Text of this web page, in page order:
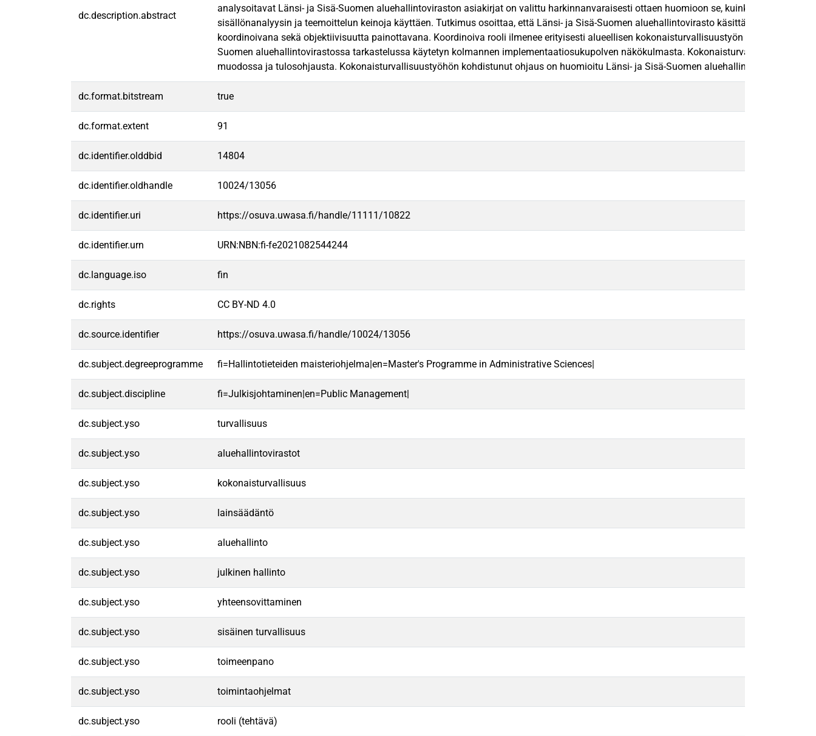
dc.description.abstract
analysoitavat Länsi- ja Sisä-Suomen aluehallintoviraston asiakirjat on valittu harkinnanvaraisesti ottaen huomioon se, kuinka paljon ne
sisällönanalyysin ja teemoittelun keinoja käyttäen. Tutkimus osoittaa, että Länsi- ja Sisä-Suomen aluehallintovirasto käsittää
koordinoivana sekä objektiivisuutta painottavana. Koordinoiva rooli ilmenee erityisesti alueellisen kokonaisturvallisuustyön
Suomen aluehallintovirastossa tarkastelussa käytetyn kolmannen implementaatiosukupolven näkökulmasta. Kokonaisturvallisuustyön
muodossa ja tulosohjausta. Kokonaisturvallisuustyöhön kohdistunut ohjaus on huomioitu Länsi- ja Sisä-Suomen
dc.format.bitstream true
dc.format.extent 91
dc.identifier.olddbid 14804
dc.identifier.oldhandle 10024/13056
dc.identifier.uri https://osuva.uwasa.fi/handle/11111/10822
dc.identifier.urn URN:NBN:fi-fe2021082544244
dc.language.iso fin
dc.rights CC BY-ND 4.0
dc.source.identifier https://osuva.uwasa.fi/handle/10024/13056
dc.subject.degreeprogramme fi=Hallintotieteiden maisteriohjelma|en=Master's Programme in Administrative Sciences|
dc.subject.discipline fi=Julkisjohtaminen|en=Public Management|
dc.subject.yso turvallisuus
dc.subject.yso aluehallintovirastot
dc.subject.yso kokonaisturvallisuus
dc.subject.yso lainsäädäntö
dc.subject.yso aluehallinto
dc.subject.yso julkinen hallinto
dc.subject.yso yhteensovittaminen
dc.subject.yso sisäinen turvallisuus
dc.subject.yso toimeenpano
dc.subject.yso toimintaohjelmat
dc.subject.yso rooli (tehtävä)